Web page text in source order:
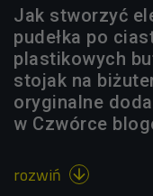
Jak stworzyć
pudełka po
plastikowych
stojak na
oryginalne
w Czwórce
rozwiń 